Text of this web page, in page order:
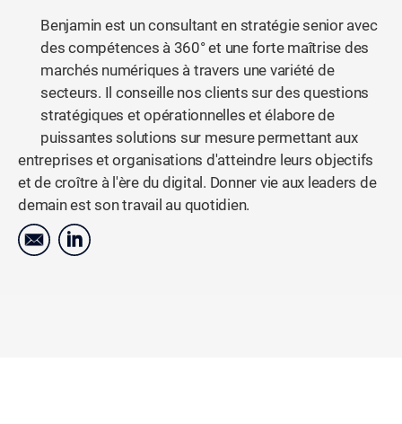
Benjamin est un consultant en stratégie senior avec
des compétences à 360° et une forte maîtrise des
marchés numériques à travers une variété de
secteurs. Il conseille nos clients sur des questions
stratégiques et opérationnelles et élabore de
puissantes solutions sur mesure permettant aux
entreprises et organisations d'atteindre leurs objectifs
et de croître à l'ère du digital. Donner vie aux leaders de
demain est son travail au quotidien.